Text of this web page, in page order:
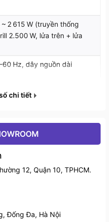
– chỉ cần chạm nhẹ là
một cách chính xác và
mẽ
2 615 W (truyền thống
2.500 W, lửa trên + lửa
Hz, dây nguồn dài
PRO (làm sạch bằng
đóng êm Soft‑Close
chi tiết
12, Quận 10, TPHCM.
Đống Đa, Hà Nội